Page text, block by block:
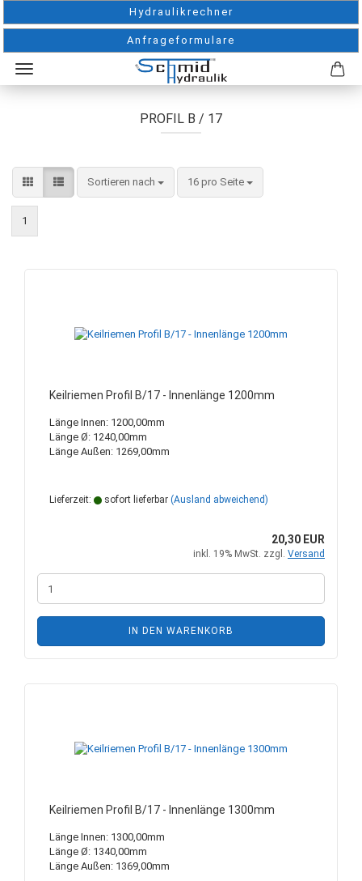
Hydraulikrechner
Anfrageformulare
PROFIL B / 17
Sortieren nach
Sortieren nach 16 pro Seite
pro Seite
1
Keilriemen Profil B/17 - Innenlänge 1200mm
Länge Innen: 1200,00mm
Länge Ø: 1240,00mm
Länge Außen: 1269,00mm
Lieferzeit: sofort lieferbar (Ausland abweichend)
20,30 EUR
inkl. 19% MwSt. zzgl. Versand
IN DEN WARENKORB
Keilriemen Profil B/17 - Innenlänge 1300mm
Länge Innen: 1300,00mm
Länge Ø: 1340,00mm
Länge Außen: 1369,00mm